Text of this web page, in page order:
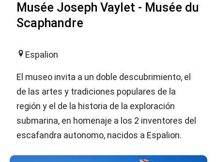
Musée Joseph Vaylet - Musée du
Scaphandre
Espalion
El museo invita a un doble descubrimiento, el
de las artes y tradiciones populares de la
región y el de la historia de la exploración
submarina, en homenaje a los 2 inventores del
escafandra autonomo, nacidos a Espalion.